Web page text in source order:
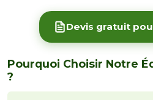
Devis gratuit
Pourquoi Choisir Notre
?